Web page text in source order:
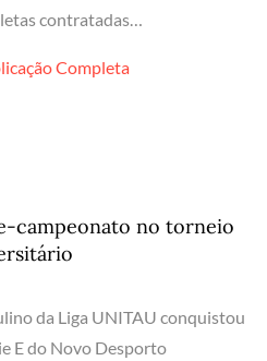
contratadas…
Completa
campeonato no torneio
da Liga UNITAU conquistou
E do Novo Desporto